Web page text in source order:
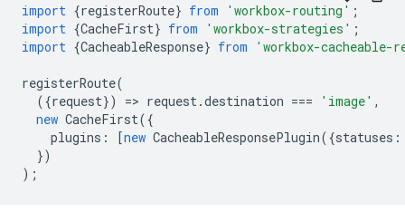
import {registerRoute} from 'workbox-routing' ;
import {CacheFirst} from 'workbox-strategies' ;
import {CacheableResponse} from 'workbox-cacheable-
registerRoute(
({request}) => request.destination === 'image' ,
new CacheFirst({
plugins : [new CacheableResponsePlugin({statuses :
})
);